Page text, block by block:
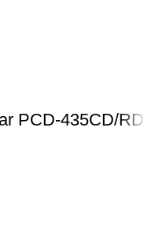
PCD-435CD/RD